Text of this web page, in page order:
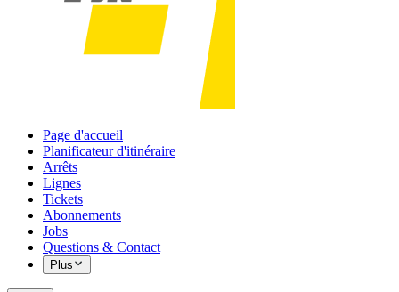
Page d'accueil
Planificateur d'itinéraire
Arrêts
Lignes
Tickets
Abonnements
Jobs
Questions & Contact
Plus